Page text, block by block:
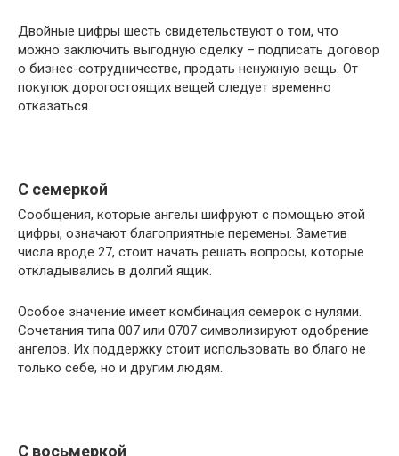
Двойные цифры шесть свидетельствуют о том, что
можно заключить выгодную сделку – подписать договор
о бизнес-сотрудничестве, продать ненужную вещь. От
покупок дорогостоящих вещей следует временно
отказаться.
С семеркой
Сообщения, которые ангелы шифруют с помощью этой
цифры, означают благоприятные перемены. Заметив
числа вроде 27, стоит начать решать вопросы, которые
откладывались в долгий ящик.
Особое значение имеет комбинация семерок с нулями.
Сочетания типа 007 или 0707 символизируют одобрение
ангелов. Их поддержку стоит использовать во благо не
только себе, но и другим людям.
С восьмеркой